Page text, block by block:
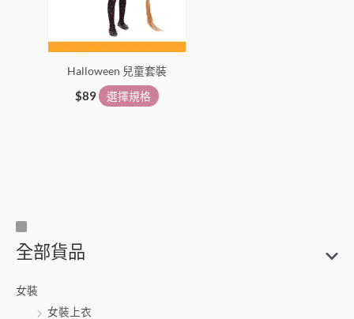
全部貨品
女裝
女裝上衣
尺
寸
搜
尋
鍵
Halloween 兒童套裝
$89 選擇規格
項